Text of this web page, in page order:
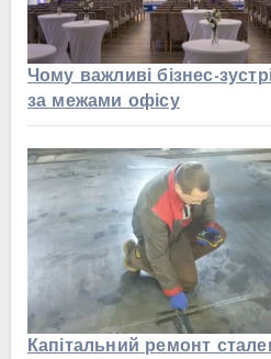
Чому важливі бізнес-
за межами офісу
Капітальний ремонт